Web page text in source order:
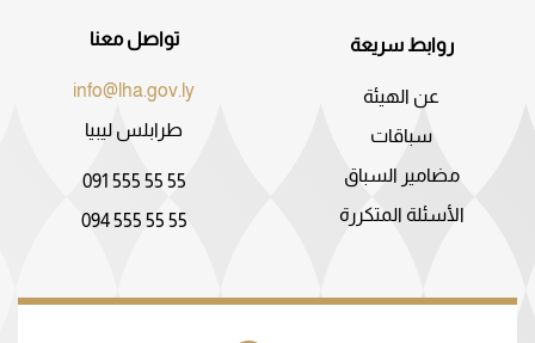
روابط سريعة
عن الهيئة
سباقات
مضامير السباق
الأسئلة المتكررة
تواصل معنا
info@lha.gov.ly
طرابلس ليبيا
091 555 55 55
094 555 55 55